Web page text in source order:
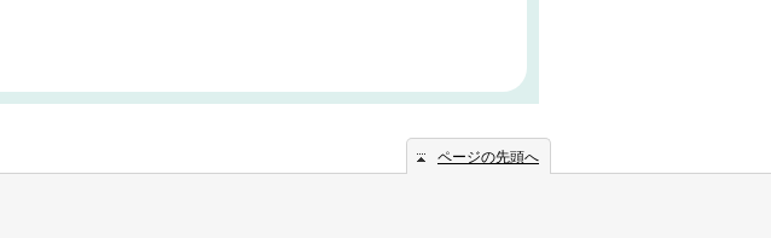
ページの先頭へ